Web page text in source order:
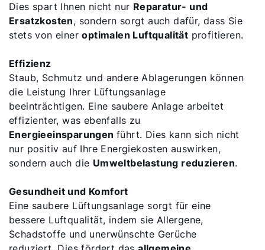
Dies spart Ihnen nicht nur Reparatur- und
Ersatzkosten, sondern sorgt auch dafür, dass Sie
stets von eineroptimalen Luftqualität profitieren.
Effizienz
Staub, Schmutz und andere Ablagerungen können
die Leistung Ihrer Lüftungsanlage
beeinträchtigen. Eine saubere Anlage arbeitet
effizienter, was ebenfalls zu
Energieeinsparungen führt. Dies kann sich nicht
nur positiv auf Ihre Energiekosten auswirken,
sondern auch die Umweltbelastung reduzieren.
Gesundheit und Komfort
Eine saubere Lüftungsanlage sorgt für eine
bessere Luftqualität, indem sie Allergene,
Schadstoffe und unerwünschte Gerüche